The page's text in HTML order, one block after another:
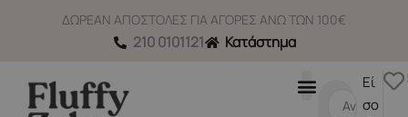
ΔΩΡΕΑΝ ΑΠΟΣΤΟΛΕΣ ΓΙΑ ΑΓΟΡΕΣ ΑΝΩ ΤΩΝ 100€
210 0101121 Κατάστημα
Search
Εί
σο